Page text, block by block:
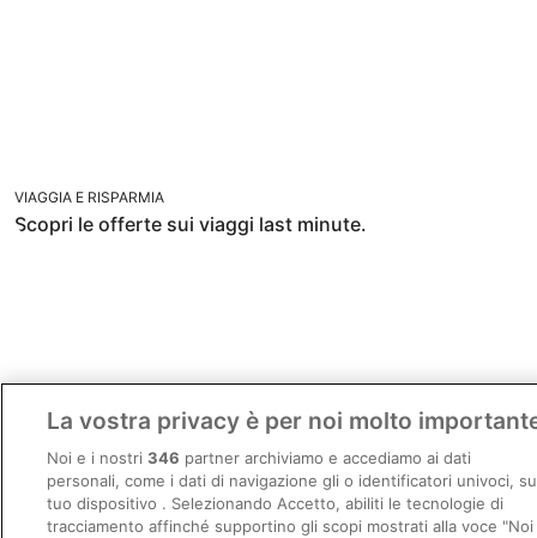
VIAGGIA E RISPARMIA
Scopri le offerte sui viaggi last minute.
La vostra privacy è per noi molto
Noi e i nostri 346 partner archiviamo e accediamo ai dati
personali, come i dati di navigazione gli o identificatori univoci,
tuo dispositivo . Selezionando Accetto, abiliti le tecnologie di
tracciamento affinché supportino gli scopi mostrati alla voce "Noi